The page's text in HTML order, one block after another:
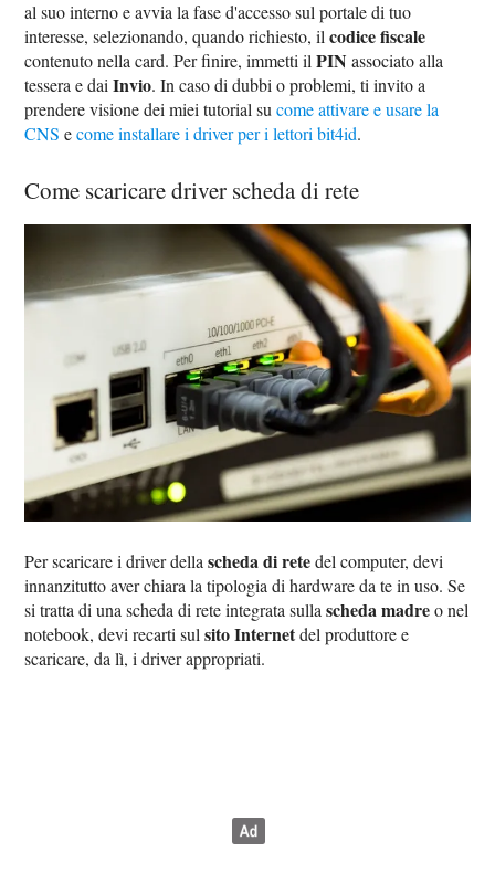
al suo interno e avvia la fase d'accesso sul portale di tuo
interesse, selezionando, quando richiesto, ilcodice fiscale
contenuto nella card. Per finire, immetti ilPIN associato alla
tessera e daiInvio. In caso di dubbi o problemi, ti invito a
prendere visione dei miei tutorial sucome attivare e usare la
CNS ecome installare i driver per i lettori bit4id.
Come scaricare driver scheda di rete
Per scaricare i driver dellascheda di retedel computer, devi
innanzitutto aver chiara la tipologia di hardware da te in uso. Se
si tratta di una scheda di rete integrata sullascheda madreo nel
notebook, devi recarti sulsito Internetdel produttore e
scaricare, da lì, i driver appropriati.